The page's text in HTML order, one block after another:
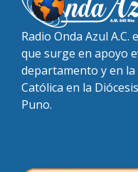
Radio Onda Azul
que surge en apoyo
departamento y en
Católica en la
Puno.